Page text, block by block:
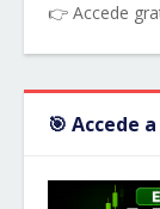
👉 Accede
🎯 Accede